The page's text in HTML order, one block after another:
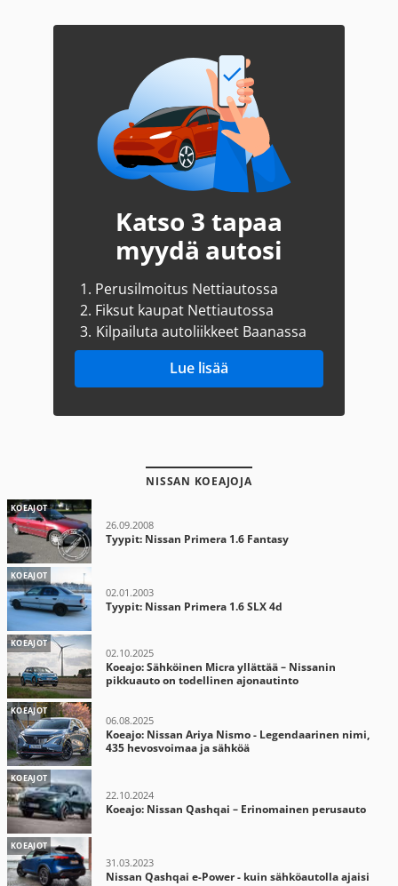
Katso 3 tapaa
myydä autosi
1. Perusilmoitus Nettiautossa
2. Fiksut kaupat Nettiautossa
3. Kilpailuta autoliikkeet Baanassa
Lue lisää
NISSAN KOEAJOJA
KOEAJOT
26.09.2008
Tyypit: Nissan Primera 1.6 Fantasy
KOEAJOT
02.01.2003
Tyypit: Nissan Primera 1.6 SLX 4d
KOEAJOT
02.10.2025
Koeajo: Sähköinen Micra yllättää – Nissanin
pikkuauto on todellinen ajonautinto
KOEAJOT
06.08.2025
Koeajo: Nissan Ariya Nismo - Legendaarinen nimi,
435 hevosvoimaa ja sähköä
KOEAJOT
22.10.2024
Koeajo: Nissan Qashqai – Erinomainen perusauto
KOEAJOT
31.03.2023
Nissan Qashqai e-Power - kuin sähköautolla ajaisi